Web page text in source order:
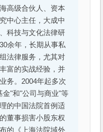
高级合伙人、资本
中心主任，大成中
科技与文化法律研
余年，长期从事私
法律服务，尤其对
富的实战经验，并
务。2004年起多次
金"和"公司与商业"等
的中国法院首例适
董事损害小股东权
的《上海法院域外